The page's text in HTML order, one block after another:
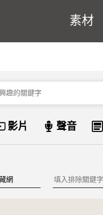
素材
資料類型
影片 聲音
排除關鍵字